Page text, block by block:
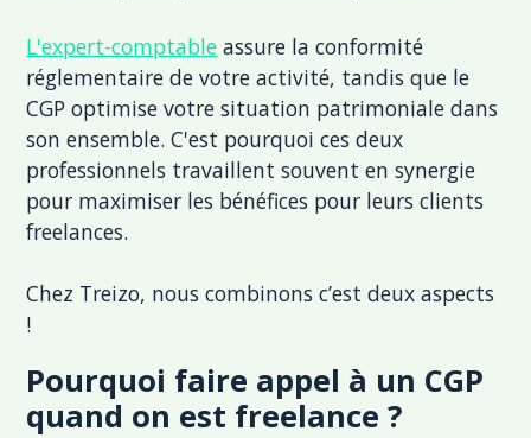
L'expert-comptable assure la conformité
réglementaire de votre activité, tandis que le
CGP optimise votre situation patrimoniale dans
son ensemble. C'est pourquoi ces deux
professionnels travaillent souvent en synergie
pour maximiser les bénéfices pour leurs clients
freelances.
Chez Treizo, nous combinons c’est deux aspects
!
Pourquoi faire appel à un CGP
quand on est freelance ?